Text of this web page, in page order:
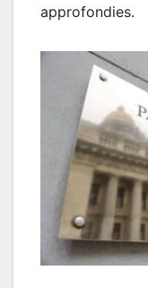
approfondies.